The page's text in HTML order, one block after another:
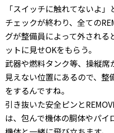
「スイッチに触れてないよ」
チェックが終わり、全ての
グが整備員によって外される
ットに見せOKをもらう。
武器や燃料タンク等、操縦席
見えない位置にあるので、整
をするんですね。
引き抜いた安全ピンと
は、包んで機体の胴体やパイ